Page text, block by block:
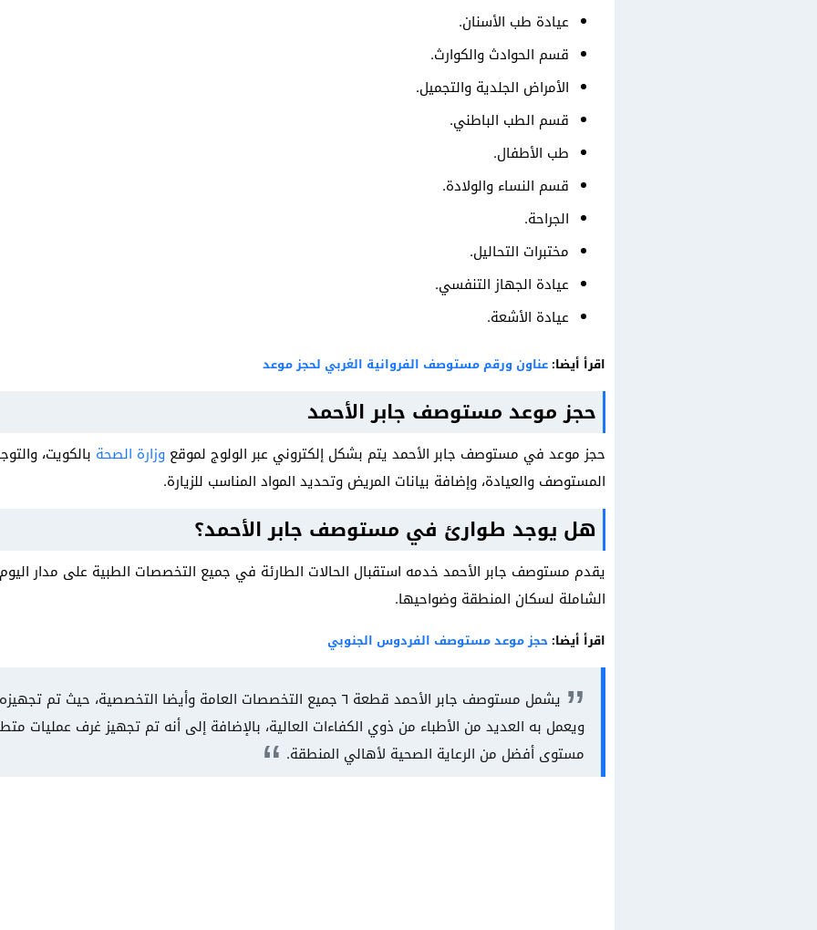
عيادة طب الأسنان.
قسم الحوادث والكوارث.
الأمراض الجلدية والتجميل.
قسم الطب الباطني.
طب الأطفال.
قسم النساء والولادة.
الجراحة.
مختبرات التحاليل.
عيادة الجهاز التنفسي.
عيادة الأشعة.
اقرأ أيضا: عناون ورقم مستوصف الفروانية الغربي لحجز موعد
حجز موعد مستوصف جابر الأحمد
حجز موعد في مستوصف جابر الأحمد يتم بشكل إلكتروني عبر الولوج لموقع وزارة الصحة بالكويت،
المستوصف والعيادة، وإضافة بيانات المريض وتحديد المواد المناسب للزيارة.
هل يوجد طوارئ في مستوصف جابر الأحمد؟
يقدم مستوصف جابر الأحمد خدمه استقبال الحالات الطارئة في جميع التخصصات الطبية على مدار
الشاملة لسكان المنطقة وضواحيها.
اقرأ أيضا: حجز موعد مستوصف الفردوس الجنوبي
يشمل مستوصف جابر الأحمد قطعة ٦ جميع التخصصات العامة وأيضا التخصصية، حيث
ويعمل به العديد من الأطباء من ذوي الكفاءات العالية، بالإضافة إلى أنه تم تجهيز غرف عمليات
مستوى أفضل من الرعاية الصحية لأهالي المنطقة.